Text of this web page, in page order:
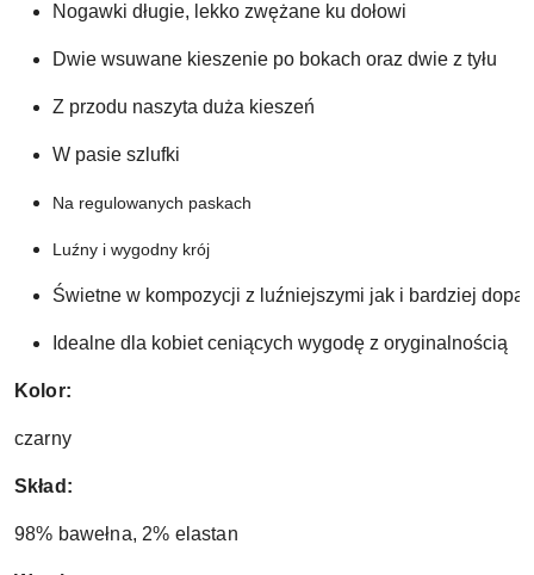
Nogawki długie, lekko zwężane ku dołowi
Dwie wsuwane kieszenie po bokach oraz dwie z tyłu
Z przodu naszyta duża kieszeń
W pasie szlufki
Na regulowanych paskach
Luźny i wygodny krój
Świetne w kompozycji z luźniejszymi jak i bardziej
Idealne dla kobiet ceniących wygodę z oryginalnością
Kolor:
czarny
Skład:
98% bawełna, 2% elastan